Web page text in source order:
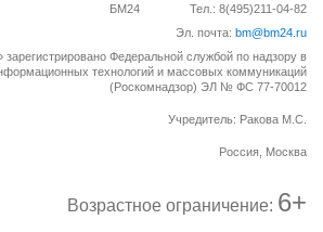
БМ24
Тел.: 8(495)211-04-82
Эл. почта: bm@bm24.ru
Федеральной службой по надзору в
технологий и массовых коммуникаций
(Роскомнадзор) ЭЛ № ФС 77-70012
Учредитель: Ракова М.С.
Россия, Москва
Возрастное ограничение: 6+